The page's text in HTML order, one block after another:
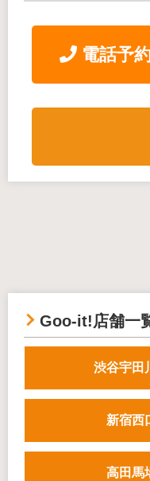
電話予
Goo-it!店舗一
渋谷宇田
新宿西
高田馬